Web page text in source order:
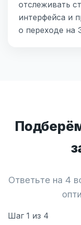
отслеживать
интерфейса и
о переходе на
Ответьте на 4
Шаг 1 из 4